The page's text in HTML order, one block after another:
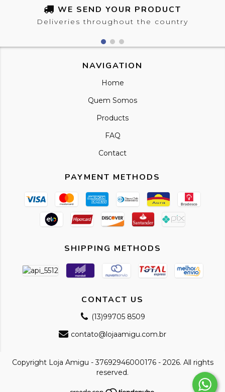
WE SEND YOUR PRODUCT
Deliveries throughout the country
NAVIGATION
Home
Quem Somos
Products
FAQ
Contact
PAYMENT METHODS
SHIPPING METHODS
CONTACT US
(13)99705 8509
contato@lojaamigu.com.br
Copyright Loja Amigu - 37692946000176 - 2026. All rights
reserved.